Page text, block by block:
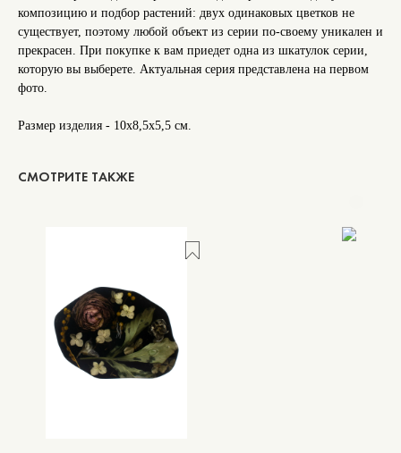
композицию и подбор растений: двух одинаковых цветков не
существует, поэтому любой объект из серии по-своему уникален и
прекрасен. При покупке к вам приедет одна из шкатулок серии,
которую вы выберете. Актуальная серия представлена на первом
фото.
Размер изделия - 10х8,5х5,5 см.
CМОТРИТЕ ТАКЖЕ